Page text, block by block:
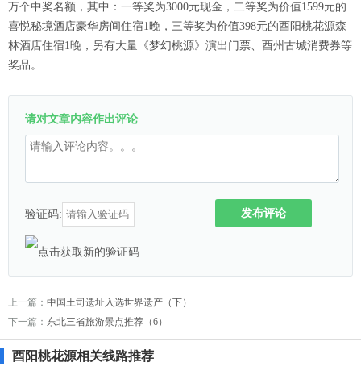
万个中奖名额，其中：一等奖为3000元现金，二等奖为价值1599元的
喜悦秘境酒店豪华房间住宿1晚，三等奖为价值398元的酉阳桃花源森
林酒店住宿1晚，另有大量《梦幻桃源》演出门票、酉州古城消费券等
奖品。
请对文章内容作出评论
验证码: 发布评论
上一篇： 中国土司遗址入选世界遗产（下）
下一篇： 东北三省旅游景点推荐（6）
酉阳桃花源相关线路推荐